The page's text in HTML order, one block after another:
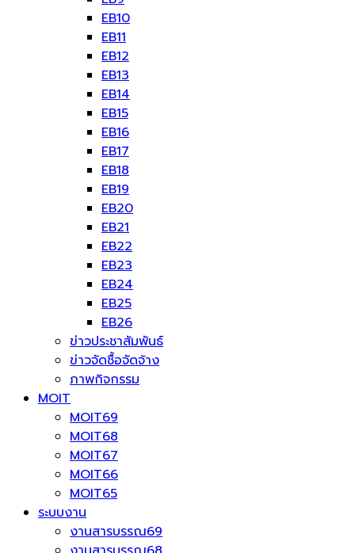
EB10
EB11
EB12
EB13
EB14
EB15
EB16
EB17
EB18
EB19
EB20
EB21
EB22
EB23
EB24
EB25
EB26
ข่าวประชาสัมพันธ์
ข่าวจัดซื้อจัดจ้าง
ภาพกิจกรรม
MOIT
MOIT69
MOIT68
MOIT67
MOIT66
MOIT65
ระบบงาน
งานสารบรรณ69